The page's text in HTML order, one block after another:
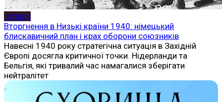
Історія
Вторгнення в Низькі країни 1940: німецький
блискавичний план і крах оборони союзників
Навесні 1940 року стратегічна ситуація в Західній
Європі досягла критичної точки. Нідерланди та
Бельгія, які тривалий час намагалися зберігати
нейтралітет